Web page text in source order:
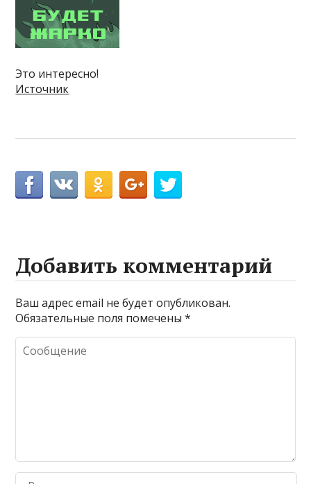
Это интересно!
Источник
Добавить комментарий
Ваш адрес email не будет опубликован.
Обязательные поля помечены*